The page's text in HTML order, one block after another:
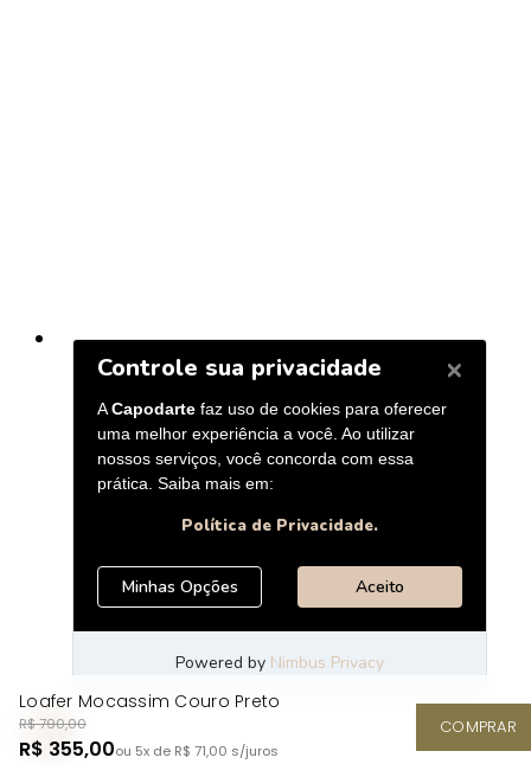
Loafer Mocassim Couro Preto
R$ 790,00
R$ 355,00ou 5x de R$ 71,00 s/juros
COMPRAR